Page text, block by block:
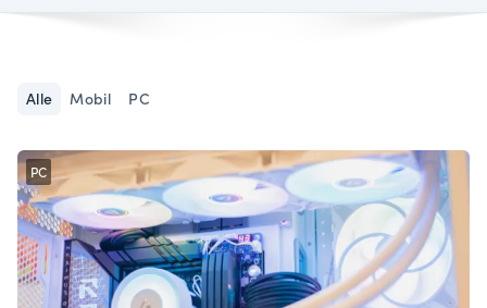
Alle Mobil PC
PC